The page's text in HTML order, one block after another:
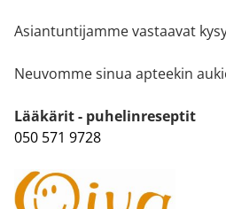
Asiantuntijamme vastaavat
Neuvomme sinua apteekin
Lääkärit - puhelinreseptit
050 571 9728